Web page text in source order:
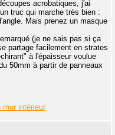
acrobatiques, j'ai
truc qui marche très bien :
Mais prenez un masque
(je ne sais pas si ça
partage facilement en strates
à l'épaisseur voulue
50mm à partir de panneaux
mur intérieur